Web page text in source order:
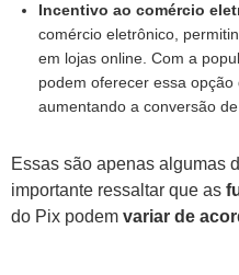
Incentivo ao comércio
comércio eletrônico,
em lojas online. Com a
podem oferecer essa opção
aumentando a conversão
Essas são apenas algumas
importante ressaltar que as
do Pix podem variar de